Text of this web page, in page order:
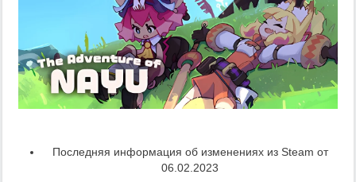
Последняя информация об изменениях из Steam от
06.02.2023